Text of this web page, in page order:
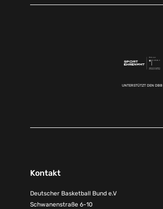
UNTERSTÜTZT DEN DBB
Kontakt
Deutscher Basketball Bund e.V
Schwanenstraße 6-10